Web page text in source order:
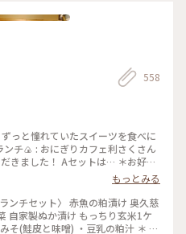
です☕️🫖 ⁡ 2026.5.25 📸 ⁡ #旧古河
558
っと憧れていたスイーツを食べに
チ🍙 : おにぎりカフェ利さくさん
きました！ Aセットは… ＊お好み
ープ を選べて¥900でした✨ おに
文が入ってから作ってくれるシステ
いので、気になるおにぎりがたく
みそにぎり』と『クリームチーズ
にぎり屋さんのおにぎり…✨ お米
もっとみる
ンチセット〉 赤魚の粕漬け 奥久慈
自家製ぬか漬け もっちり玄米1ケ
そ(鮭皮と味噌) ・豆乳の粕汁 ＊ お